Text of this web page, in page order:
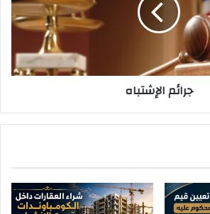
جرائم الإشتباه